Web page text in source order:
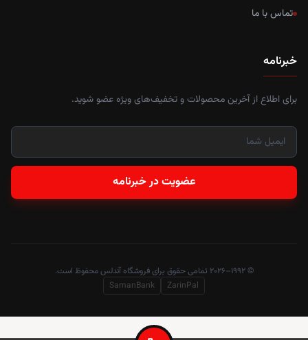
تماس با ما
خبرنامه
برای اطلاع از آخرین محصولات و تخفیف‌های ویژه عضو شوید.
عضویت در خبرنامه
© ۱۹۹۲–۲۰۲۶ تمامی حقوق برای فروشگاه آندلس محفوظ است.
ZarinPal
SamanBank